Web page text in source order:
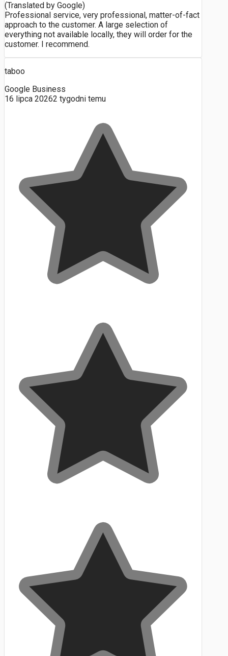
(Translated by Google)
Professional service, very professional, matter-of-fact
approach to the customer. A large selection of
everything not available locally, they will order for the
customer. I recommend.
taboo
Google Business
16 lipca 20262 tygodni temu